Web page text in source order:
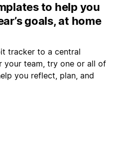
to help you
goals, at home
tracker to a central
your team, try one or all of
you reflect, plan, and